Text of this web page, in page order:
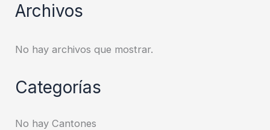
Archivos
No hay archivos que mostrar.
Categorías
No hay Cantones